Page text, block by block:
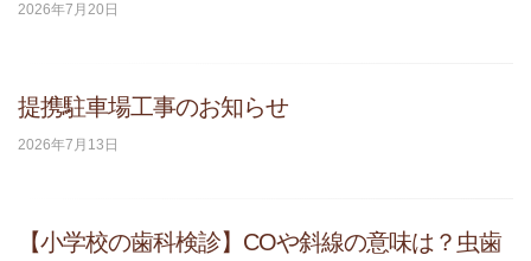
2026年7月20日
提携駐車場工事のお知らせ
2026年7月13日
【小学校の歯科検診】COや斜線の意味は？虫歯